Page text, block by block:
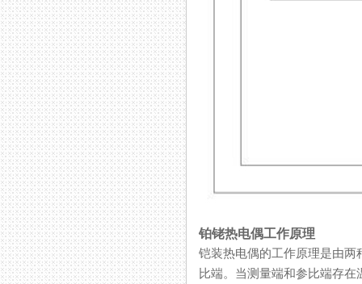
铂铑热电偶工作原理
铠装热电偶的工作原理是由两种
比端。当测量端和参比端存